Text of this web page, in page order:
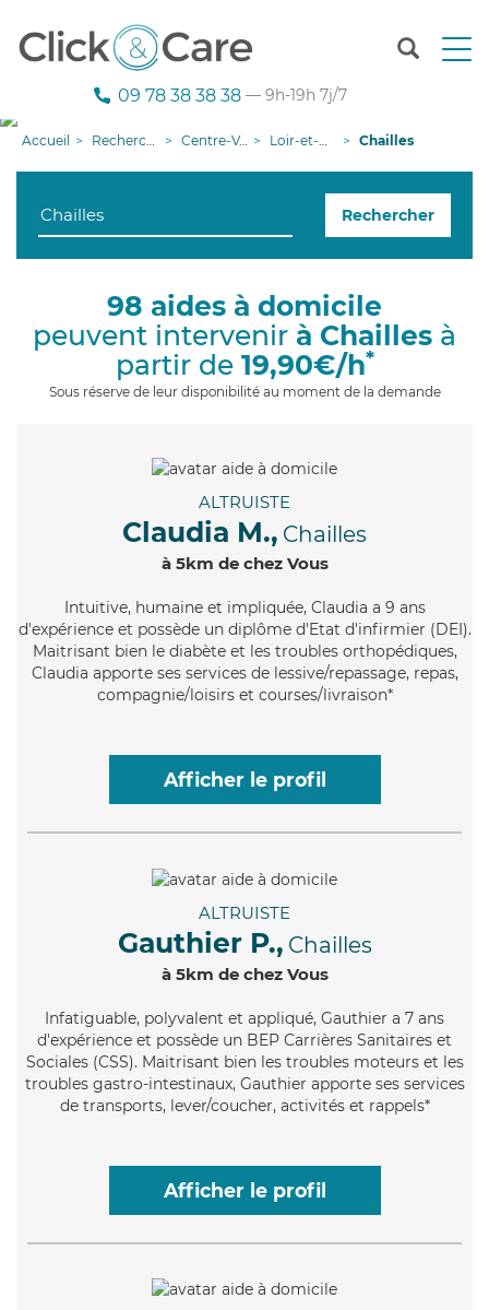
T
n
g
09 78 38 38 38 — 9h-19h 7j/7
Accueil Recherche aide à domicile Centre-Val de Loire Loir-et-Cher Chailles
Rechercher
98 aides à domicile
peuvent intervenir à Chailles à
partir de 19,90€/h*
Sous réserve de leur disponibilité au moment de la demande
ALTRUISTE
Claudia M., Chailles
à 5km de chez Vous
Intuitive, humaine et impliquée, Claudia a 9 ans
d'expérience et possède un diplôme d'Etat d'infirmier (DEI).
Maitrisant bien le diabète et les troubles orthopédiques,
Claudia apporte ses services de lessive/repassage, repas,
compagnie/loisirs et courses/livraison*
Afficher le profil
ALTRUISTE
Gauthier P., Chailles
à 5km de chez Vous
Infatiguable, polyvalent et appliqué, Gauthier a 7 ans
d'expérience et possède un BEP Carrières Sanitaires et
Sociales (CSS). Maitrisant bien les troubles moteurs et les
troubles gastro-intestinaux, Gauthier apporte ses services
de transports, lever/coucher, activités et rappels*
Afficher le profil